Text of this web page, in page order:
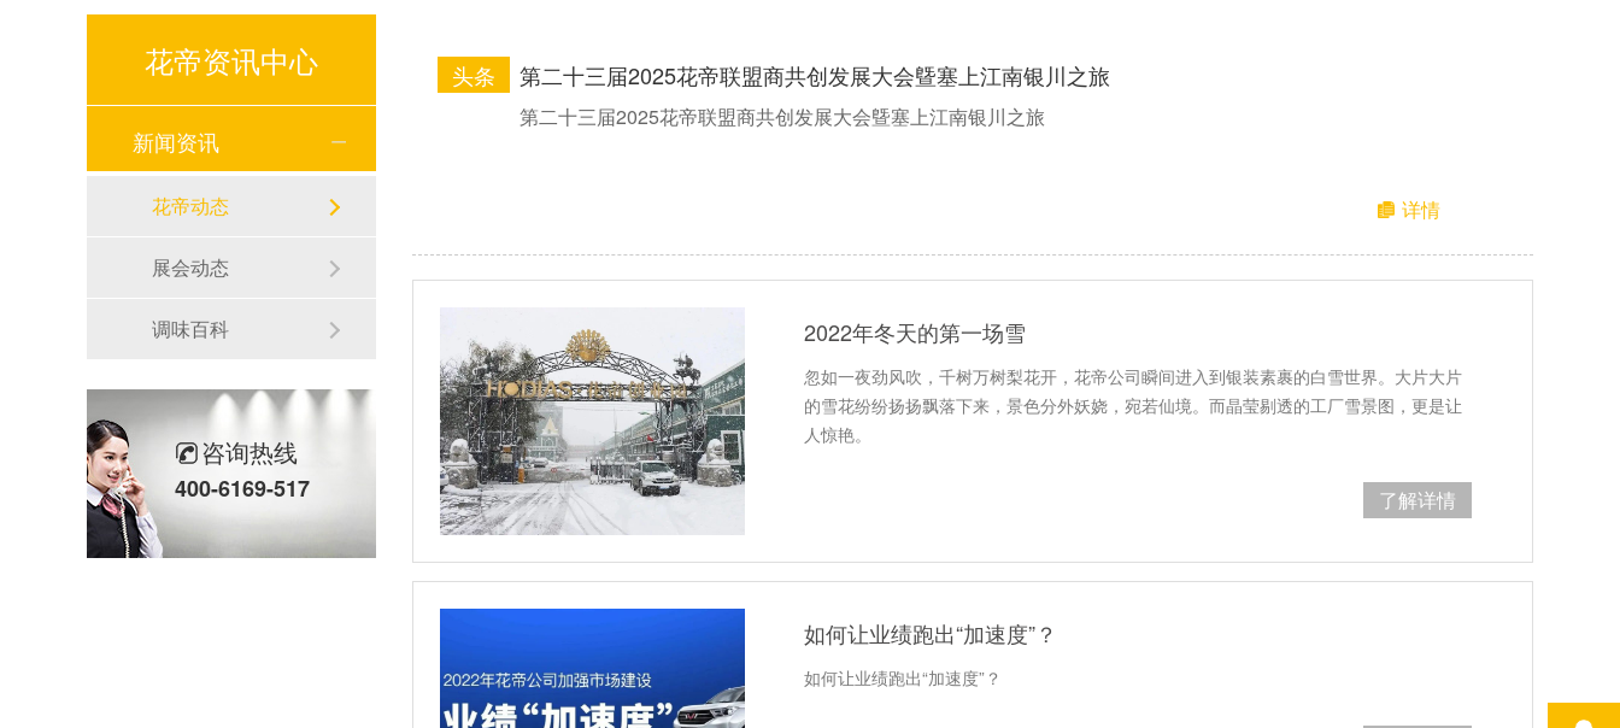
第二十三届2025花帝联盟商共创发展大会曁塞上江南银川之旅
头条
第二十三届2025花帝联盟商共创发展大会曁塞上江南银川之旅
详情
2022年冬天的第一场雪
忽如一夜劲风吹，千树万树梨花开，花帝公司瞬间进入到银装素裹的白雪世界。大片大片
的雪花纷纷扬扬飘落下来，景色分外妖娆，宛若仙境。而晶莹剔透的工厂雪景图，更是让
人惊艳。
了解详情
如何让业绩跑出“加速度”？
如何让业绩跑出“加速度”？
花帝资讯中心
新闻资讯
花帝动态
展会动态
调味百科
咨询热线
400-6169-517